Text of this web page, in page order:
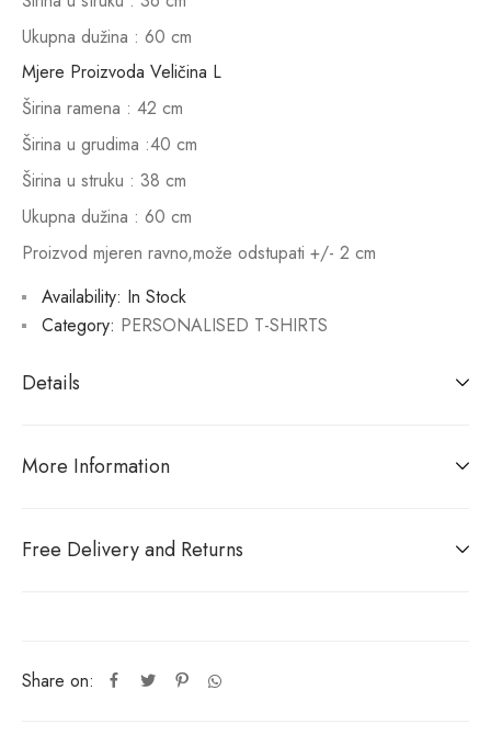
Ukupna dužina : 60 cm
Mjere Proizvoda Veličina L
Širina ramena : 42 cm
Širina u grudima :40 cm
Širina u struku : 38 cm
Ukupna dužina : 60 cm
Proizvod mjeren ravno,može odstupati +/- 2 cm
Availability: In Stock
Share on:
Category: PERSONALISED T-SHIRTS
Details
More Information
Free Delivery and Returns